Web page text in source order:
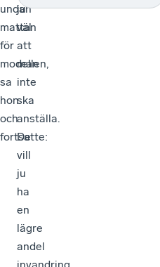
undan
mattan
för
modellen,
sa
hon
och
fortsatte:
ju
väl
att
man
inte
ska
anställa.
De
vill
ju
ha
en
lägre
andel
invandring.